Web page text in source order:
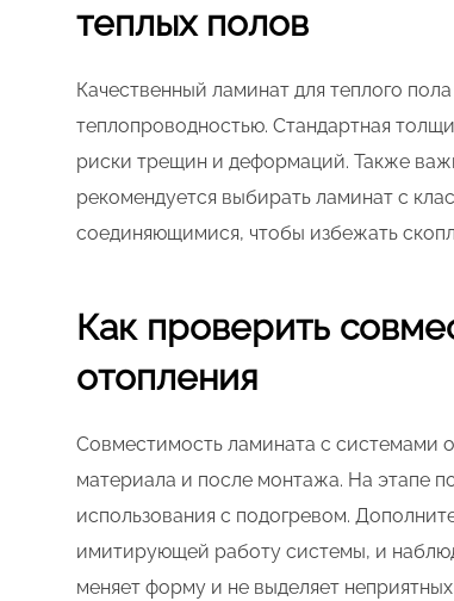
теплых полов
Качественный ламинат для теплого
теплопроводностью. Стандартная
риски трещин и деформаций. Также
рекомендуется выбирать ламинат с
соединяющимися, чтобы избежать
Как проверить
отопления
Совместимость ламината с системами
материала и после монтажа. На этапе
использования с подогревом.
имитирующей работу системы, и
меняет форму и не выделяет